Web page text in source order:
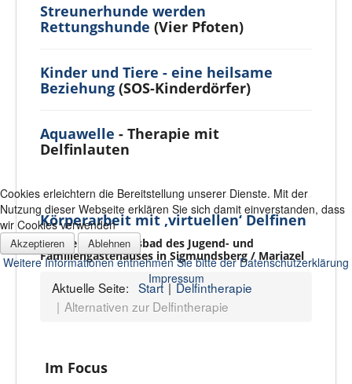
Streunerhunde werden
Rettungshunde (Vier Pfoten)
Kinder und Tiere - eine heilsame
Beziehung (SOS-Kinderdörfer)
Aquawelle - Therapie mit
Delfinlauten
Körperarbeit mit ‚virtuellen‘ Delfinen
Das Delfin-Erlebnisbad des Jugend- und
Familiengästehauses in Sigmundsberg / Mariazel
Aktuelle Seite: Start
Delfintherapie
Alternativen zur Delfintherapie
Im Focus
Cookies erleichtern die Bereitstellung unserer Dienste. Mit der
Nutzung dieser Webseite erklären Sie sich damit einverstanden, dass
wir Cookies verwenden
Akzeptieren Ablehnen
Weitere Informationen entnehmen Sie bitte der Datenschutzerklärung
Impressum